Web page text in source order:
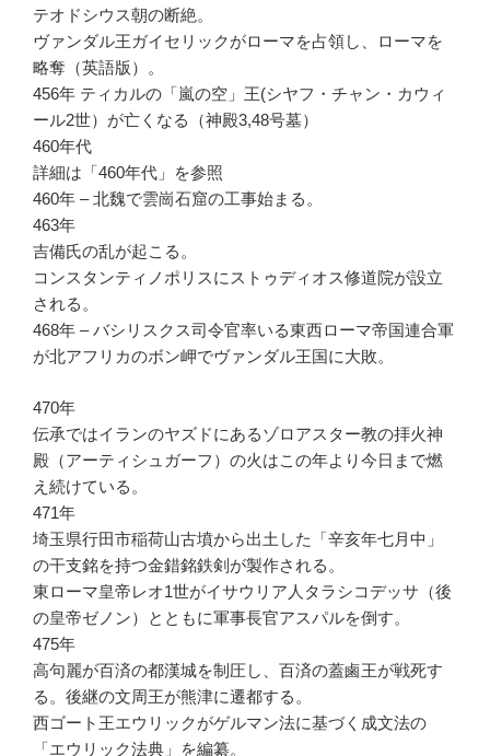
テオドシウス朝の断絶。
ヴァンダル王ガイセリックがローマを占領し、ローマを
略奪（英語版）。
456年 ティカルの「嵐の空」王(シヤフ・チャン・カウィ
ール2世）が亡くなる（神殿3,48号墓）
460年代
詳細は「460年代」を参照
460年 – 北魏で雲崗石窟の工事始まる。
463年
吉備氏の乱が起こる。
コンスタンティノポリスにストゥディオス修道院が設立
される。
468年 – バシリスクス司令官率いる東西ローマ帝国連合軍
が北アフリカのボン岬でヴァンダル王国に大敗。
470年
伝承ではイランのヤズドにあるゾロアスター教の拝火神
殿（アーティシュガーフ）の火はこの年より今日まで燃
え続けている。
471年
埼玉県行田市稲荷山古墳から出土した「辛亥年七月中」
の干支銘を持つ金錯銘鉄剣が製作される。
東ローマ皇帝レオ1世がイサウリア人タラシコデッサ（後
の皇帝ゼノン）とともに軍事長官アスパルを倒す。
475年
高句麗が百済の都漢城を制圧し、百済の蓋鹵王が戦死す
る。後継の文周王が熊津に遷都する。
西ゴート王エウリックがゲルマン法に基づく成文法の
「エウリック法典」を編纂。